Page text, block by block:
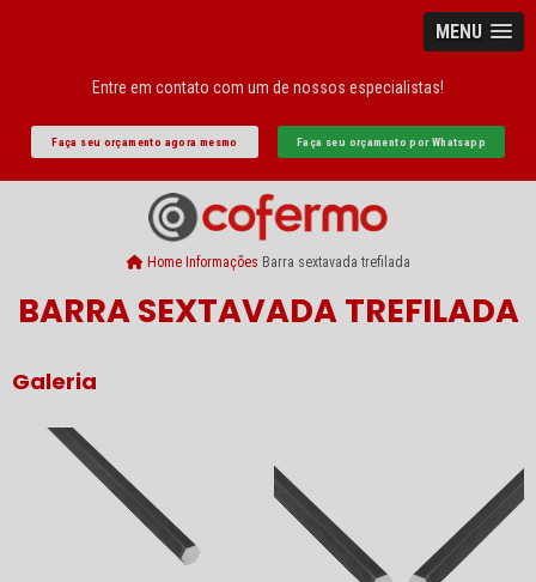
MENU
Entre em contato com um de nossos especialistas!
Faça seu orçamento agora mesmo Faça seu orçamento por Whatsapp
Home Informações Barra sextavada trefilada
BARRA SEXTAVADA TREFILADA
Galeria